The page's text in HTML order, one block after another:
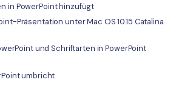
in PowerPoint hinzufügt
Präsentation unter Mac OS 10.15 Catalina
und Schriftarten in PowerPoint
umbricht